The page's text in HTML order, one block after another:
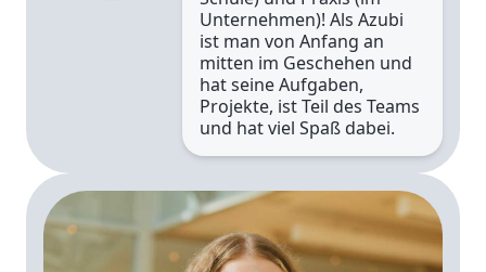
Unternehmen)! Als Azubi
ist man von Anfang an
mitten im Geschehen und
hat seine Aufgaben,
Projekte, ist Teil des Teams
und hat viel Spaß dabei.